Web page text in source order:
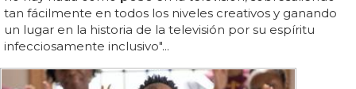
tan fácilmente en todos los niveles creativos y ganando
un lugar en la historia de la televisión por su espíritu
infecciosamente inclusivo"...